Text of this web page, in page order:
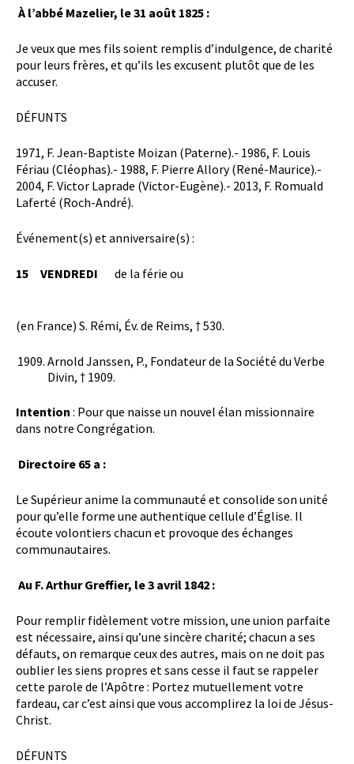
À l’abbé Mazelier, le 31 août 1825 :
Je veux que mes fils soient remplis d’indulgence, de charité
pour leurs frères, et qu’ils les excusent plutôt que de les
accuser.
DÉFUNTS
1971, F. Jean-Baptiste Moizan (Paterne).- 1986, F. Louis
Fériau (Cléophas).- 1988, F. Pierre Allory (René-Maurice).-
2004, F. Victor Laprade (Victor-Eugène).- 2013, F. Romuald
Laferté (Roch-André).
Événement(s) et anniversaire(s) :
15 VENDREDI de la férie ou
(en France) S. Rémi, Év. de Reims, † 530.
Arnold Janssen, P., Fondateur de la Société du Verbe
Divin, † 1909.
Intention : Pour que naisse un nouvel élan missionnaire
dans notre Congrégation.
Directoire 65 a :
Le Supérieur anime la communauté et consolide son unité
pour qu’elle forme une authentique cellule d’Église. Il
écoute volontiers chacun et provoque des échanges
communautaires.
Au F. Arthur Greffier, le 3 avril 1842 :
Pour remplir fidèlement votre mission, une union parfaite
est nécessaire, ainsi qu’une sincère charité; chacun a ses
défauts, on remarque ceux des autres, mais on ne doit pas
oublier les siens propres et sans cesse il faut se rappeler
cette parole de l’Apôtre : Portez mutuellement votre
fardeau, car c’est ainsi que vous accomplirez la loi de Jésus-
Christ.
DÉFUNTS